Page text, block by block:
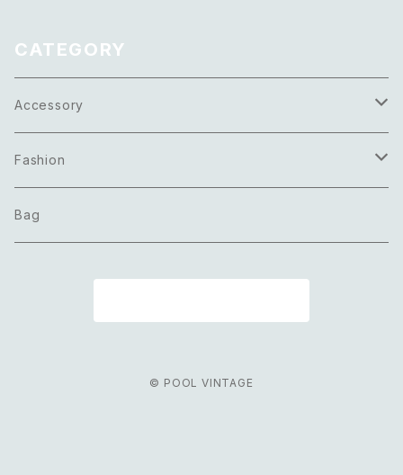
CATEGORY
Accessory
Necklace
Pierce
Fashion
Tops
Bag
© POOL VINTAGE